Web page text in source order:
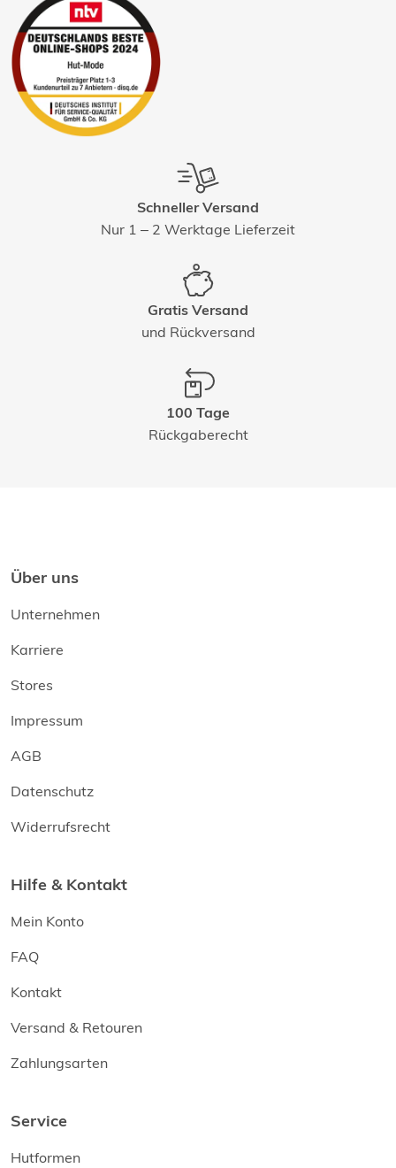
Schneller Versand
Nur 1 – 2 Werktage Lieferzeit
Gratis Versand
und Rückversand
100 Tage
Rückgaberecht
Über uns
Unternehmen
Karriere
Stores
Impressum
AGB
Datenschutz
Widerrufsrecht
Hilfe & Kontakt
Mein Konto
FAQ
Kontakt
Versand & Retouren
Zahlungsarten
Service
Hutformen